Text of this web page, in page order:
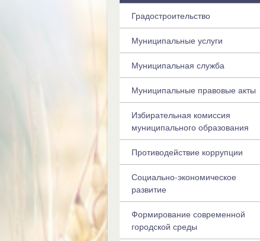
Градостроительство
Муниципальные услуги
Муниципальная служба
Муниципальные правовые акты
Избирательная комиссия
муниципального образования
Противодействие коррупции
Социально-экономическое
развитие
Формирование современной
городской среды